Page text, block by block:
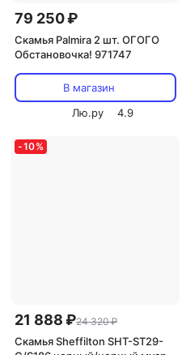
79 250 ₽
Скамья Palmira 2 шт. ОГОГО
Обстановочка! 971747
В магазин
Лю.ру
4.9
-10%
21 888 ₽24 320 ₽
Скамья Sheffilton SHT-ST29-